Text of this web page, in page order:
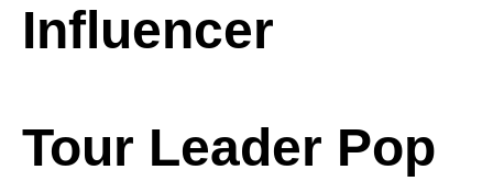
Influencer
Tour Leader Pop